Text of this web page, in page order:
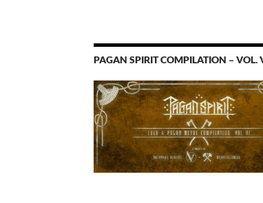
PAGAN SPIRIT COMPILATION – VOL.